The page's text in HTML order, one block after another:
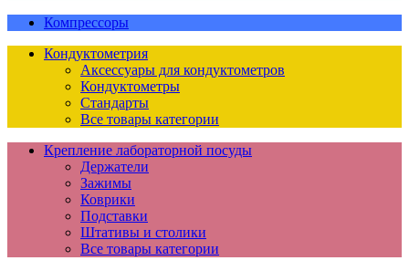
Компрессоры
Кондуктометрия
Аксессуары для кондуктометров
Кондуктометры
Стандарты
Все товары категории
Крепление лабораторной посуды
Держатели
Зажимы
Коврики
Подставки
Штативы и столики
Все товары категории